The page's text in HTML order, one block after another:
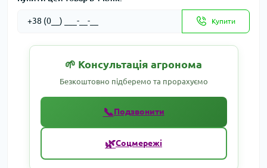
Купити
🌱 Консультація агронома
Безкоштовно підберемо та прорахуємо
📞Подзвонити
🌿Соцмережі